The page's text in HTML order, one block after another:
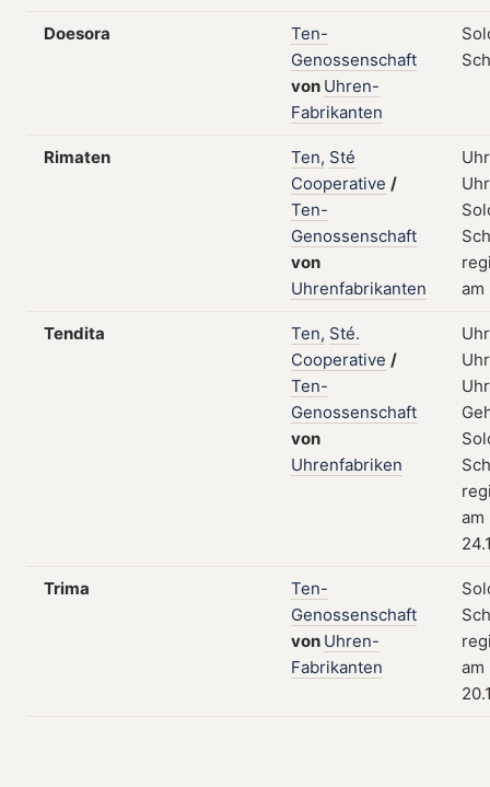
Doesora
Ten-
Genossenschaft
von Uhren-
Fabrikanten
Rimaten Ten, Sté
Cooperative /
Ten-
Genossenschaft
von
Uhrenfabrikanten
am
Tendita Ten, Sté.
Cooperative /
Ten-
Genossenschaft
von
Uhrenfabriken
am
Trima
Ten-
Genossenschaft
von Uhren-
Fabrikanten
am